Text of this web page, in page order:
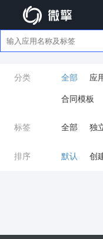
分类 全部 应
合同模板
标签 全部 独
餐饮小程序
排序 默认 创